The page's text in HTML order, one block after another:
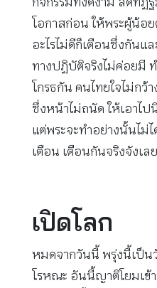
โอกาสก่อน ให้พระผู้น้อย
อะไรไม่ดีก็เตือนซึ่งกันแ
ทางปฏิบัติจริงไม่ค่อยมี
โกรธกัน คนไทยใจไม่ก
ซึ่งหน้าไม่ถนัด ให้เอาไ
แต่พระจะทำอย่างนั้นไม่
เตือน เตือนกันจริงจังเลย
เปิดโลก
หมดจากวันนี้ พรุ่งนี้เป็น
โรหณะ อันนี้ญาติโยมเข้